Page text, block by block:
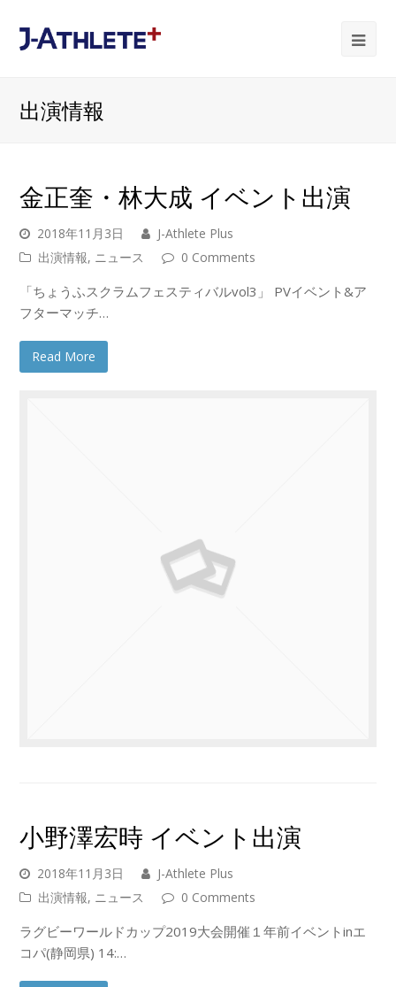
出演情報
金正奎・林大成 イベント出演
2018年11月3日
J-Athlete Plus
出演情報, ニュース 0 Comments
「ちょうふスクラムフェスティバルvol3」 PVイベント&ア
フターマッチ…
Read More
小野澤宏時 イベント出演
2018年11月3日
J-Athlete Plus
出演情報, ニュース 0 Comments
ラグビーワールドカップ2019大会開催１年前イベントinエ
コパ(静岡県) 14:…